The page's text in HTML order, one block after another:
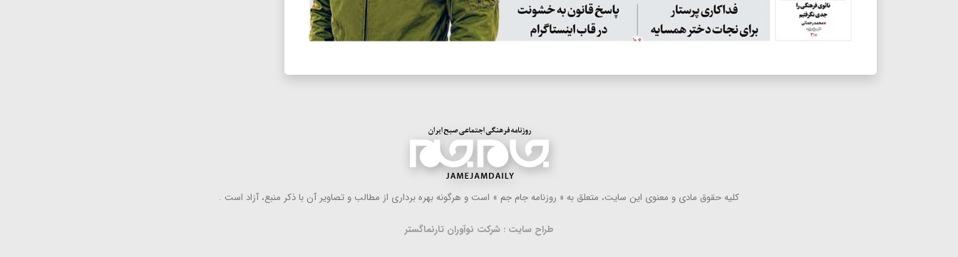
كلیه حقوق مادی و معنوی این سایت، متعلق به « روزنامه جام جم » است و هرگونه بهره ‌برداری از مطالب و تصاویر آن با ذكر منبع، آزاد است .
طراح سایت : شرکت نوآوران تارنماگستر